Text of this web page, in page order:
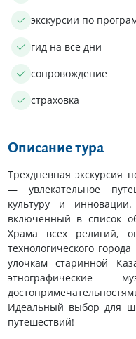
экскурсии по
гид на все дни
сопровождение
страховка
Описание тура
Трехдневная экскурсия
— увлекательное
культуру и
включенный в список
Храма всех религий,
технологического
улочкам старинной
Идеальный выбор для
путешествий!